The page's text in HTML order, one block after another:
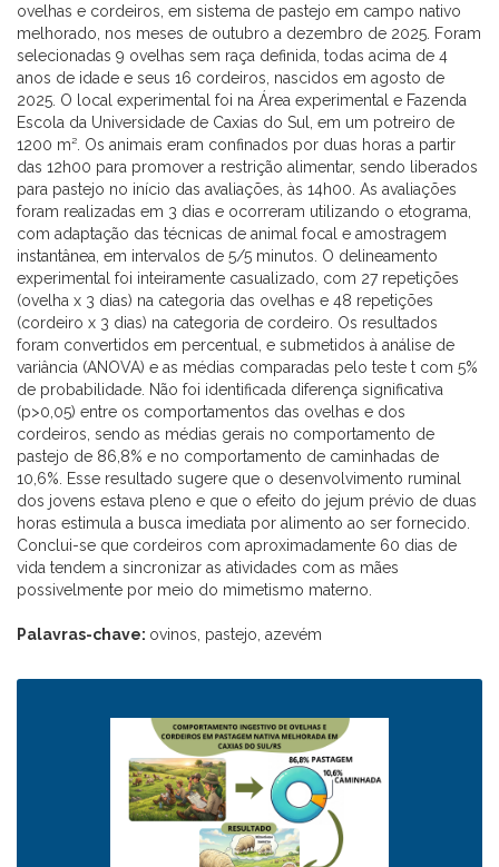
ovelhas e cordeiros, em sistema de pastejo em campo nativo
melhorado, nos meses de outubro a dezembro de 2025. Foram
selecionadas 9 ovelhas sem raça definida, todas acima de 4
anos de idade e seus 16 cordeiros, nascidos em agosto de
2025. O local experimental foi na Área experimental e Fazenda
Escola da Universidade de Caxias do Sul, em um potreiro de
1200 m². Os animais eram confinados por duas horas a partir
das 12h00 para promover a restrição alimentar, sendo liberados
para pastejo no início das avaliações, às 14h00. As avaliações
foram realizadas em 3 dias e ocorreram utilizando o etograma,
com adaptação das técnicas de animal focal e amostragem
instantânea, em intervalos de 5/5 minutos. O delineamento
experimental foi inteiramente casualizado, com 27 repetições
(ovelha x 3 dias) na categoria das ovelhas e 48 repetições
(cordeiro x 3 dias) na categoria de cordeiro. Os resultados
foram convertidos em percentual, e submetidos à análise de
variância (ANOVA) e as médias comparadas pelo teste t com 5%
de probabilidade. Não foi identificada diferença significativa
(p>0,05) entre os comportamentos das ovelhas e dos
cordeiros, sendo as médias gerais no comportamento de
pastejo de 86,8% e no comportamento de caminhadas de
10,6%. Esse resultado sugere que o desenvolvimento ruminal
dos jovens estava pleno e que o efeito do jejum prévio de duas
horas estimula a busca imediata por alimento ao ser fornecido.
Conclui-se que cordeiros com aproximadamente 60 dias de
vida tendem a sincronizar as atividades com as mães
possivelmente por meio do mimetismo materno.
Palavras-chave: ovinos, pastejo, azevém